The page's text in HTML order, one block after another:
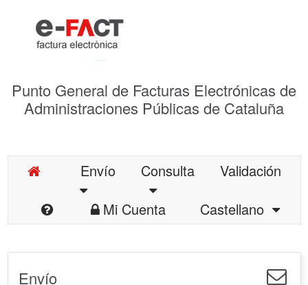
Punto General de Facturas Electrónicas de
Administraciones Públicas de Cataluña
Envío Consulta
Validación
Mi Cuenta
Castellano
Envío